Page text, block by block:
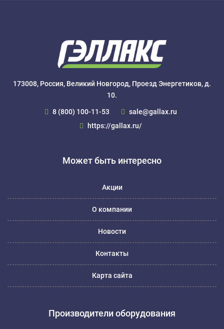
173008, Россия, Великий Новгород, Проезд Энергетиков, д.
10.
8 (800) 100-11-53
sale@gallax.ru
https://gallax.ru/
Может быть интересно
Акции
О компании
Новости
Контакты
Карта сайта
Производители оборудования